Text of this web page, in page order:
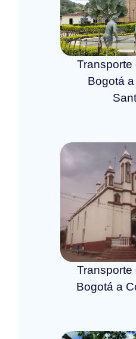
Transporte
Bogotá
Transporte
Bogotá a